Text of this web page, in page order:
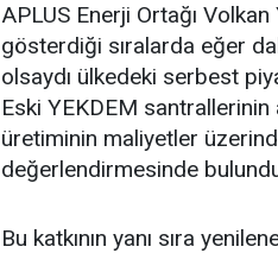
APLUS Enerji Ortağı
gösterdiği sıralarda eğer
olsaydı ülkedeki serbest
Eski YEKDEM
üretiminin maliyetler
değerlendirmesinde
Bu katkının yanı sıra